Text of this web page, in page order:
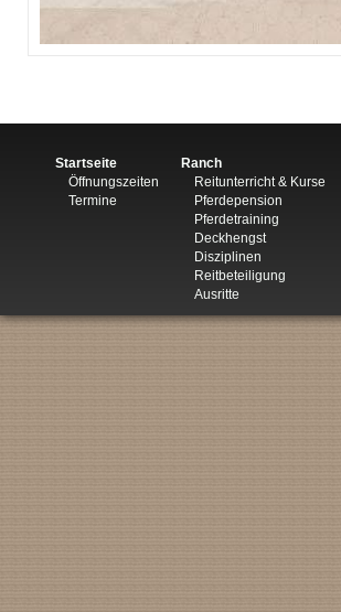
Startseite
Öffnungszeiten
Termine
Ranch
Reitunterricht & Kurse
Pferdepension
Pferdetraining
Deckhengst
Disziplinen
Reitbeteiligung
Ausritte